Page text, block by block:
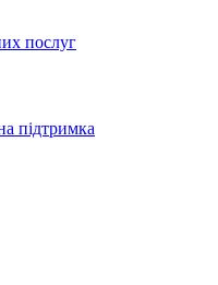
послуг
підтримка